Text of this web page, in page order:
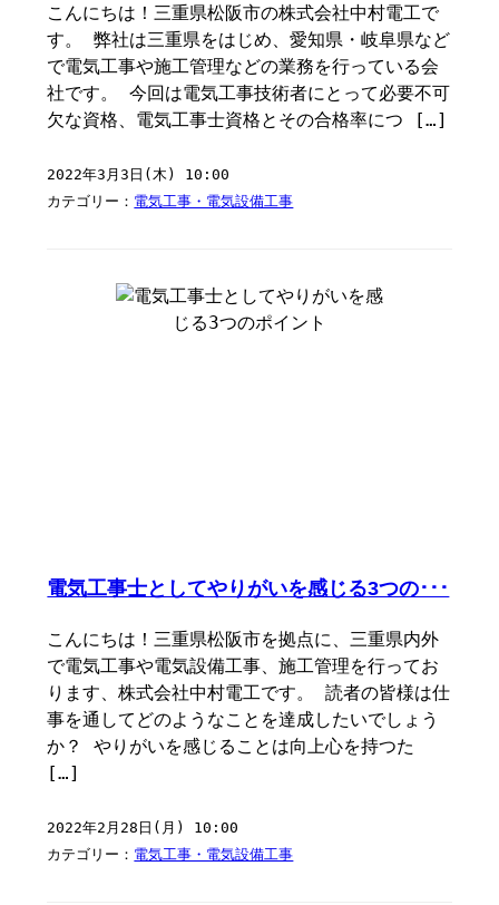
こんにちは！三重県松阪市の株式会社中村電工で
す。 弊社は三重県をはじめ、愛知県・岐阜県など
で電気工事や施工管理などの業務を行っている会
社です。 今回は電気工事技術者にとって必要不可
欠な資格、電気工事士資格とその合格率につ […]
2022年3月3日(木) 10:00
カテゴリー： 電気工事・電気設備工事
電気工事士としてやりがいを感じる3つの･･･
こんにちは！三重県松阪市を拠点に、三重県内外
で電気工事や電気設備工事、施工管理を行ってお
ります、株式会社中村電工です。 読者の皆様は仕
事を通してどのようなことを達成したいでしょう
か？ やりがいを感じることは向上心を持つた
[…]
2022年2月28日(月) 10:00
カテゴリー： 電気工事・電気設備工事